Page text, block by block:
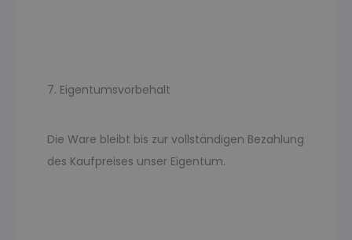
7. Eigentumsvorbehalt
Die Ware bleibt bis zur vollständigen Bezahlung
des Kaufpreises unser Eigentum.